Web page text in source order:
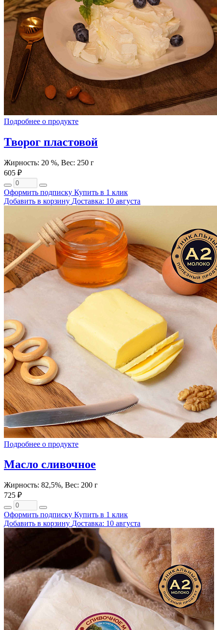
Подробнее о продукте
Творог пластовой
Жирность: 20 %, Вес: 250 г
605 ₽
Оформить подписку Купить в 1 клик
Добавить в корзину Доставка: 10 августа
Подробнее о продукте
Масло сливочное
Жирность: 82,5%, Вес: 200 г
725 ₽
Оформить подписку Купить в 1 клик
Добавить в корзину Доставка: 10 августа